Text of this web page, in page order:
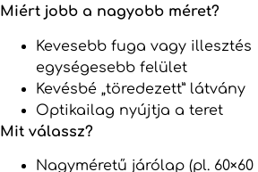
Miért jobb a nagyobb méret?
Kevesebb fuga vagy
egységesebb felület
Kevésbé „töredezett” látvány
Optikailag nyújtja a teret
Mit válassz?
Nagyméretű járólap (pl.